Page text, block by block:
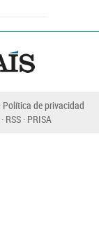
Política de privacidad
RSS PRISA